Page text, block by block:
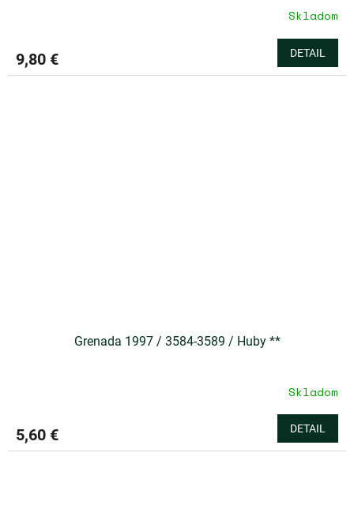
Skladom
9,80 € DETAIL
Grenada 1997 / 3584-3589 / Huby **
Skladom
5,60 € DETAIL